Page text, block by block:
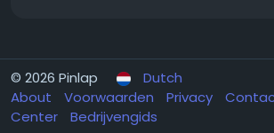
© 2026 Pinlap
Dutch
About
Voorwaarden Privacy
Center
Bedrijvengids